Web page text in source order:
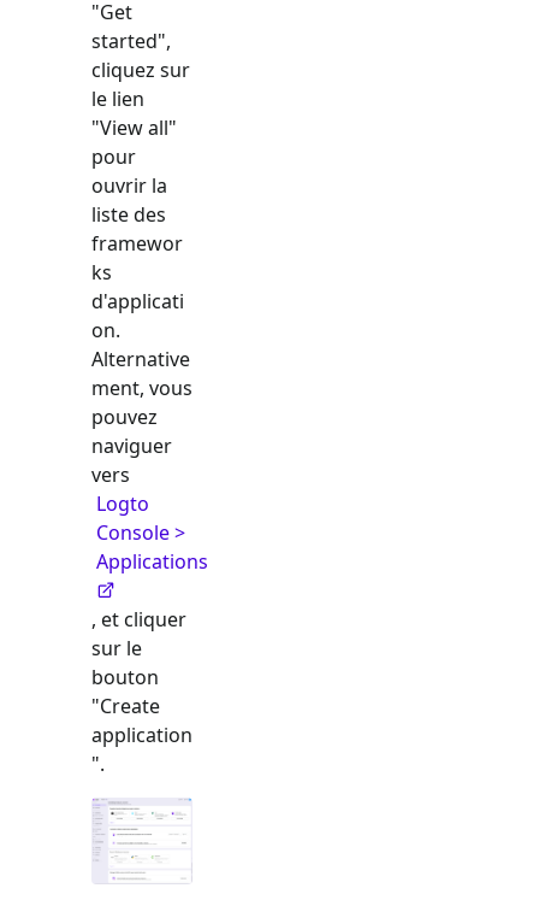
"Get
started",
cliquez sur
le lien
"View all"
pour
ouvrir la
liste des
framewor
ks
d'applicati
on.
Alternative
ment, vous
pouvez
naviguer
vers
Logto
Console >
Applications
, et cliquer
sur le
bouton
"Create
application
".